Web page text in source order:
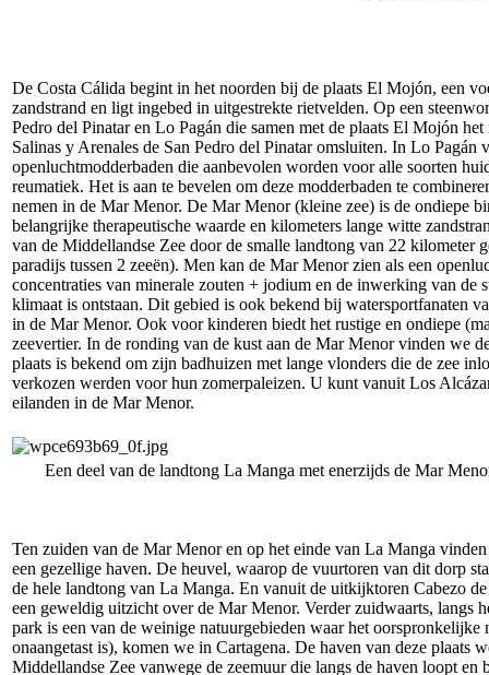
De Costa Cálida begint in het noorden bij de plaats El Mojón, een
zandstrand en ligt ingebed in uitgestrekte rietvelden. Op een
Pedro del Pinatar en Lo Pagán die samen met de plaats El Mojón
Salinas y Arenales de San Pedro del Pinatar omsluiten. In Lo Pagán
openluchtmodderbaden die aanbevolen worden voor alle soorten
reumatiek. Het is aan te bevelen om deze modderbaden te
nemen in de Mar Menor. De Mar Menor (kleine zee) is de ondiepe
belangrijke therapeutische waarde en kilometers lange witte
van de Middellandse Zee door de smalle landtong van 22 kilometer
paradijs tussen 2 zeeën). Men kan de Mar Menor zien als een
concentraties van minerale zouten + jodium en de inwerking van de
klimaat is ontstaan. Dit gebied is ook bekend bij watersportfanaten
in de Mar Menor. Ook voor kinderen biedt het rustige en ondiepe
zeevertier. In de ronding van de kust aan de Mar Menor vinden we
plaats is bekend om zijn badhuizen met lange vlonders die de zee
verkozen werden voor hun zomerpaleizen. U kunt vanuit Los
eilanden in de Mar Menor.
Een deel van de landtong La Manga met enerzijds de Mar
Ten zuiden van de Mar Menor en op het einde van La Manga
een gezellige haven. De heuvel, waarop de vuurtoren van dit dorp
de hele landtong van La Manga. En vanuit de uitkijktoren Cabezo
een geweldig uitzicht over de Mar Menor. Verder zuidwaarts, langs
park is een van de weinige natuurgebieden waar het
onaangetast is), komen we in Cartagena. De haven van deze plaats
Middellandse Zee vanwege de zeemuur die langs de haven loopt en